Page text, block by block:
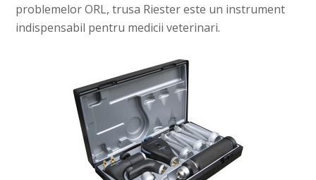
problemelor ORL, trusa Riester este un instrument
indispensabil pentru medicii veterinari.